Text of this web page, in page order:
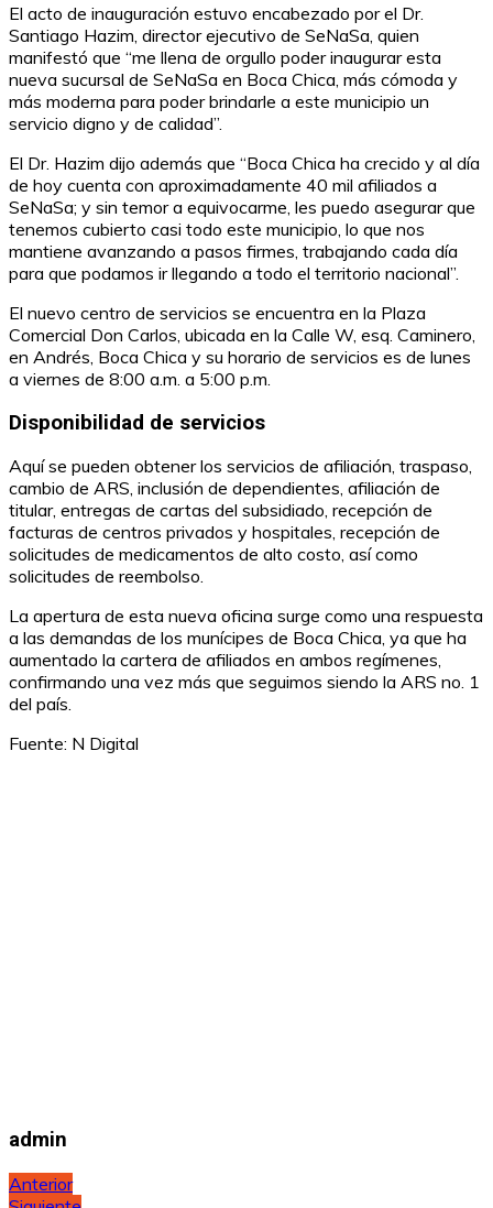
El acto de inauguración estuvo encabezado por el Dr.
Santiago Hazim, director ejecutivo de SeNaSa, quien
manifestó que “me llena de orgullo poder inaugurar esta
nueva sucursal de SeNaSa en Boca Chica, más cómoda y
más moderna para poder brindarle a este municipio un
servicio digno y de calidad”.
El Dr. Hazim dijo además que “Boca Chica ha crecido y al día
de hoy cuenta con aproximadamente 40 mil afiliados a
SeNaSa; y sin temor a equivocarme, les puedo asegurar que
tenemos cubierto casi todo este municipio, lo que nos
mantiene avanzando a pasos firmes, trabajando cada día
para que podamos ir llegando a todo el territorio nacional”.
El nuevo centro de servicios se encuentra en la Plaza
Comercial Don Carlos, ubicada en la Calle W, esq. Caminero,
en Andrés, Boca Chica y su horario de servicios es de lunes
a viernes de 8:00 a.m. a 5:00 p.m.
Disponibilidad de servicios
Aquí se pueden obtener los servicios de afiliación, traspaso,
cambio de ARS, inclusión de dependientes, afiliación de
titular, entregas de cartas del subsidiado, recepción de
facturas de centros privados y hospitales, recepción de
solicitudes de medicamentos de alto costo, así como
solicitudes de reembolso.
La apertura de esta nueva oficina surge como una respuesta
a las demandas de los munícipes de Boca Chica, ya que ha
aumentado la cartera de afiliados en ambos regímenes,
confirmando una vez más que seguimos siendo la ARS no. 1
del país.
Fuente: N Digital
admin
Navegación
Anterior